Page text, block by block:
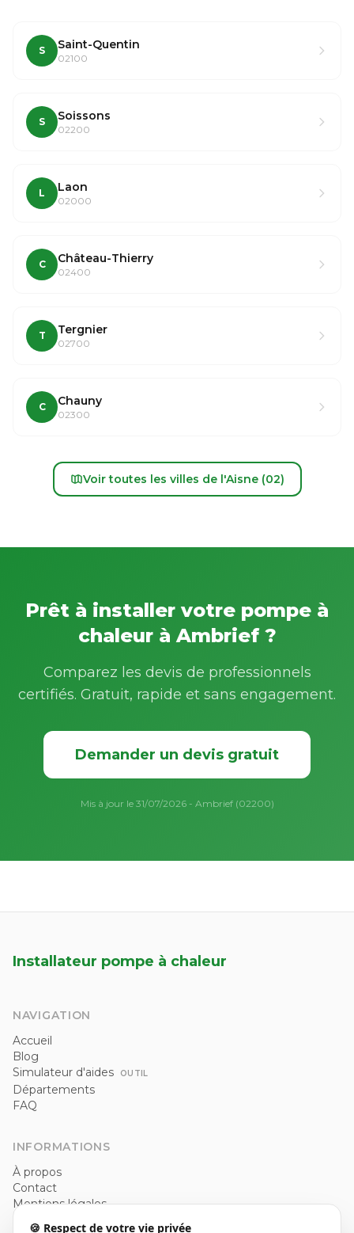
S Saint-Quentin
02100
S Soissons
02200
L Laon
02000
C Château-Thierry
02400
T Tergnier
02700
C Chauny
02300
Voir toutes les villes de l'Aisne (02)
Prêt à installer votre pompe à
chaleur à Ambrief ?
Comparez les devis de professionnels
certifiés. Gratuit, rapide et sans engagement.
Demander un devis gratuit
Mis à jour le 31/07/2026 - Ambrief (02200)
Installateur pompe à chaleur
NAVIGATION
Accueil
Blog
Simulateur d'aides
OUTIL
Départements
FAQ
INFORMATIONS
À propos
Contact
Mentions légales
🍪 Respect de votre vie privée